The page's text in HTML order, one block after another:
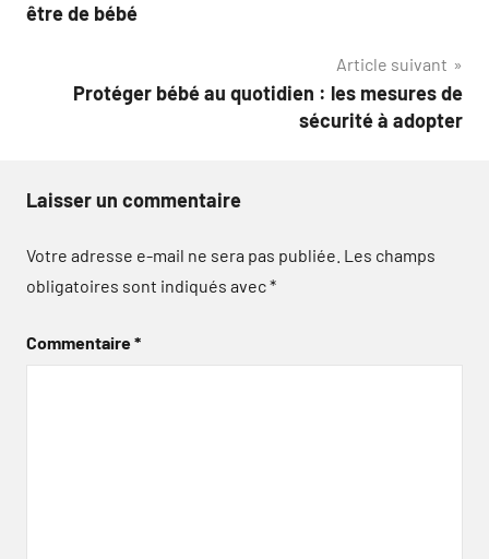
être de bébé
Article suivant
Protéger bébé au quotidien : les mesures de
sécurité à adopter
Laisser un commentaire
Votre adresse e-mail ne sera pas publiée. Les champs
obligatoires sont indiqués avec*
Commentaire*